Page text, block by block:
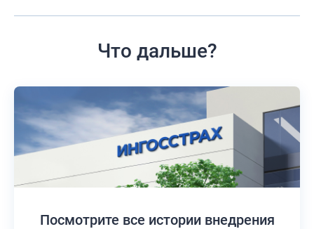
Что дальше?
Посмотрите все историивнедрения